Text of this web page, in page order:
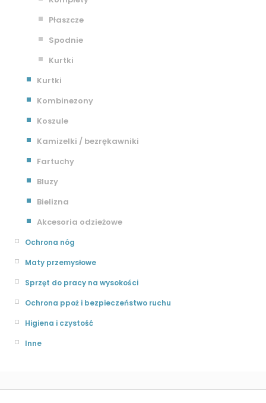
Płaszcze
Spodnie
Kurtki
Kurtki
Kombinezony
Koszule
Kamizelki / bezrękawniki
Fartuchy
Bluzy
Bielizna
Akcesoria odzieżowe
Ochrona nóg
Maty przemysłowe
Sprzęt do pracy na wysokości
Ochrona ppoż i bezpieczeństwo ruchu
Higiena i czystość
Inne